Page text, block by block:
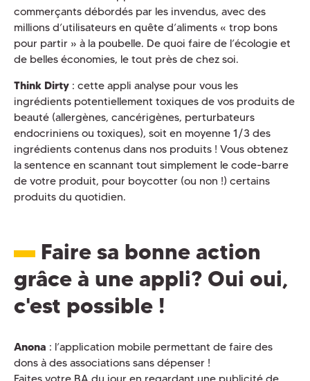
commerçants débordés par les invendus, avec des
millions d’utilisateurs en quête d’aliments « trop bons
pour partir » à la poubelle. De quoi faire de l’écologie et
de belles économies, le tout près de chez soi.
Think Dirty : cette appli analyse pour vous les
ingrédients potentiellement toxiques de vos produits de
beauté (allergènes, cancérigènes, perturbateurs
endocriniens ou toxiques), soit en moyenne 1/3 des
ingrédients contenus dans nos produits ! Vous obtenez
la sentence en scannant tout simplement le code-barre
de votre produit, pour boycotter (ou non !) certains
produits du quotidien.
Faire sa bonne action
grâce à une appli? Oui oui,
c'est possible !
Anona : l’application mobile permettant de faire des
dons à des associations sans dépenser !